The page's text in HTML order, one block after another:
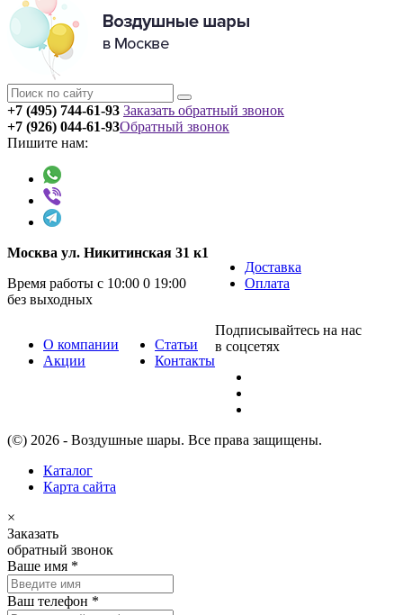
+7 (495) 744-61-93 Заказать обратный звонок
+7 (926) 044-61-93
Пишите нам:
Обратный звонок
Москва ул. Никитинская 31 к1
Время работы с 10:00 0 19:00
без выходных
Доставка
Оплата
О компании
Акции
Статьи
Контакты
Подписывайтесь на нас
в соцсетях
(©) 2026 - Воздушные шары. Все права защищены.
Каталог
Карта сайта
×
Заказать
обратный звонок
Ваше имя *
Ваш телефон *